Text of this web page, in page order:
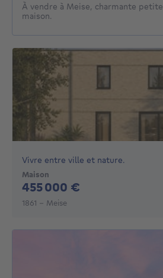
À vendre à Meise, charmante petite
maison.
Vivre entre ville et nature.
Maison
455 000 €
1861 - Meise